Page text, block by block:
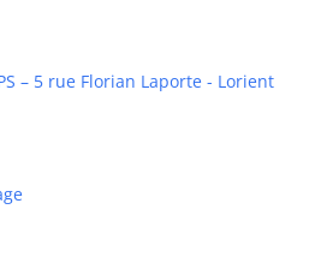
– 5 rue Florian Laporte - Lorient